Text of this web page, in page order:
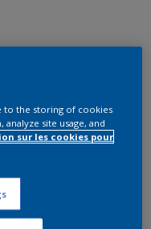
to the storing of cookies
site usage, and
sur les cookies pour